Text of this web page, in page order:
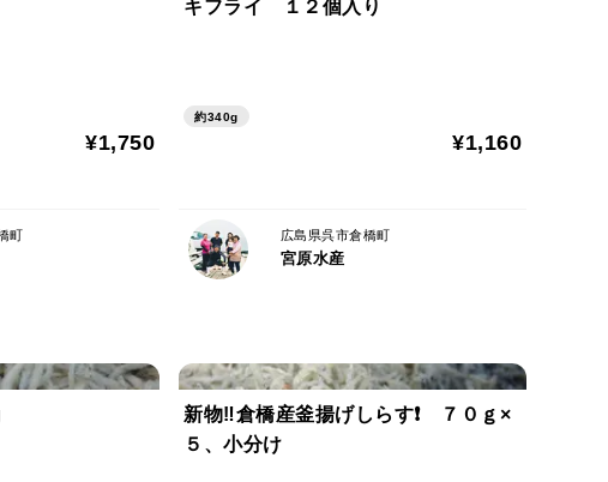
¥1,750
町
キフライ １２個入り
約340g
¥1,160
広島県呉市倉橋町
宮原水産
新物‼倉橋産釜揚げしらす❗ ７０ｇ×
５、小分け